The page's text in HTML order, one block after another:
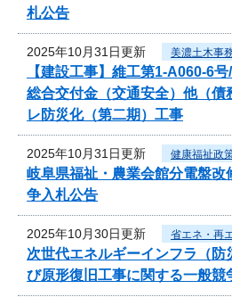
札公告
2025年10月31日更新 美濃土木事
【建設工事】維工第1-A060-6
総合交付金（交通安全）他（債
レ防災化（第二期）工事
2025年10月31日更新 健康福祉政
岐阜県福祉・農業会館分電盤改
争入札公告
2025年10月30日更新 省エネ・再
次世代エネルギーインフラ（防
び原形復旧工事に関する一般競